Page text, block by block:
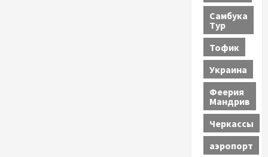
Самбука
Тур
Тофик
Украина
Феерия
Мандрив
Черкассы
аэропорт